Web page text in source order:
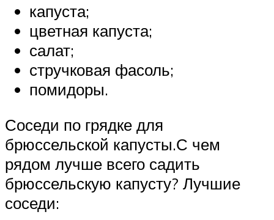
капуста;
цветная капуста;
салат;
стручковая фасоль;
помидоры.
Соседи по грядке для
брюссельской капусты.С чем
рядом лучше всего садить
брюссельскую капусту? Лучшие
соседи: